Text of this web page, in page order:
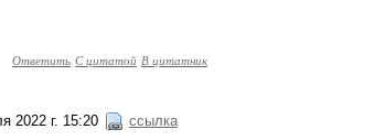
Ответить С цитатой В цитатник
2022 г. 15:20 ссылка